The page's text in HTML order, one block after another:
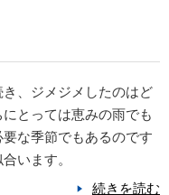
、ジメジメしたのはど
とっては恵みの雨でも
な季節でもあるのです
います。
続きを読む